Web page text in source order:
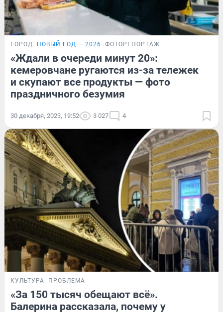
ГОРОД НОВЫЙ ГОД — 2026 ФОТОРЕПОРТАЖ
«Ждали в очереди минут 20»:
кемеровчане ругаются из-за тележек
и скупают все продукты — фото
праздничного безумия
30 декабря, 2023, 19:52 3 027 4
КУЛЬТУРА ПРОБЛЕМА
«За 150 тысяч обещают всё».
Балерина рассказала, почему у